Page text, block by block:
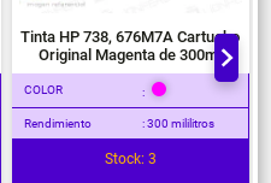
Tinta HP 738, 676M7A Cartucho
Original Magenta de 300ml
COLOR
Rendimiento : 300 mililitros
Stock: 3